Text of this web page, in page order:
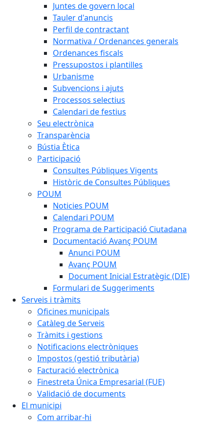
Juntes de govern local
Tauler d'anuncis
Perfil de contractant
Normativa / Ordenances generals
Ordenances fiscals
Pressupostos i plantilles
Urbanisme
Subvencions i ajuts
Processos selectius
Calendari de festius
Seu electrònica
Transparència
Bústia Ètica
Participació
Consultes Públiques Vigents
Històric de Consultes Públiques
POUM
Noticies POUM
Calendari POUM
Programa de Participació Ciutadana
Documentació Avanç POUM
Anunci POUM
Avanç POUM
Document Inicial Estratègic (DIE)
Formulari de Suggeriments
Serveis i tràmits
Oficines municipals
Catàleg de Serveis
Tràmits i gestions
Notificacions electròniques
Impostos (gestió tributària)
Facturació electrònica
Finestreta Única Empresarial (FUE)
Validació de documents
El municipi
Com arribar-hi